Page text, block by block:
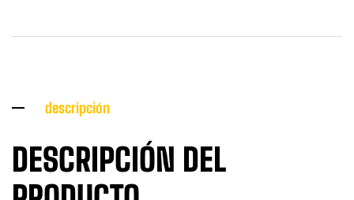
descripción
DESCRIPCIÓN DEL